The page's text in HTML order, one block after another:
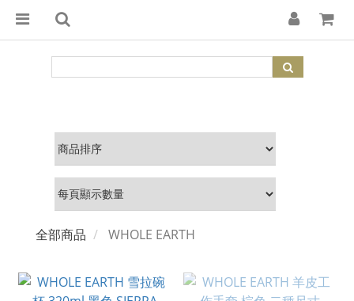
全部商品 WHOLE EARTH